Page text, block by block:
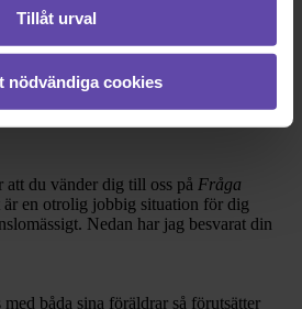
Tillåt urval
nödvändiga cookies
svar
du vänder dig till oss på Fråga
är en otrolig jobbig situation för dig
Nedan har jag besvarat din
båda sina föräldrar så förutsätter